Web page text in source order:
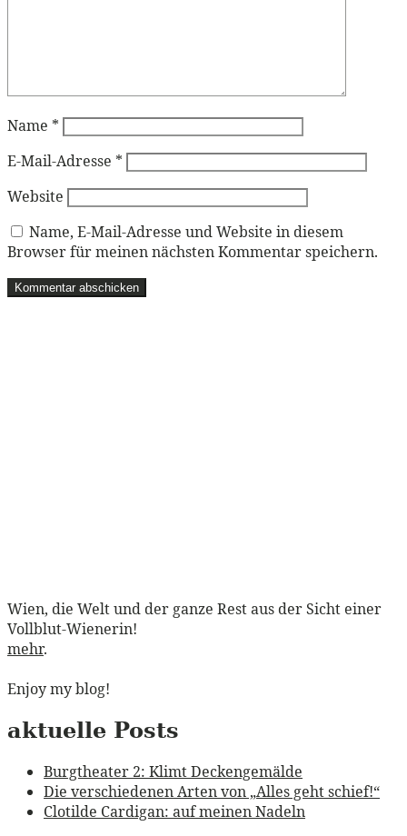
Name *
E-Mail-Adresse *
Website
Name, E-Mail-Adresse und Website in diesem
Browser für meinen nächsten Kommentar speichern.
Wien, die Welt und der ganze Rest aus der Sicht einer
Vollblut-Wienerin!
mehr.
Enjoy my blog!
aktuelle Posts
Burgtheater 2: Klimt Deckengemälde
Die verschiedenen Arten von „Alles geht schief!“
Clotilde Cardigan: auf meinen Nadeln